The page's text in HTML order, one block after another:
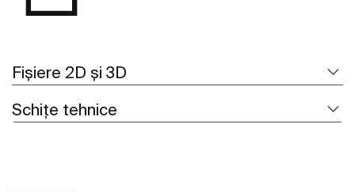
Fișiere 2D și 3D
Schițe tehnice